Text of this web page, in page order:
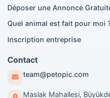
Paris Pomeranian vente
Paris Golden Retriever
Paris British Shorthair vente
Paris Poodle adoption
Lyon Pomeranian adoption
Lyon British Shorthair adoption
Lyon Poodle adoption
Déposer une Annonce
Quel animal est fait pour moi
Inscription entreprise
Contact
team@petopic.com
Maslak Mahallesi,